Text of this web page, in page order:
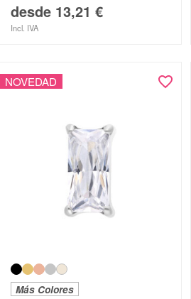
desde 13,21 €
Incl. IVA
NOVEDAD
Más Colores